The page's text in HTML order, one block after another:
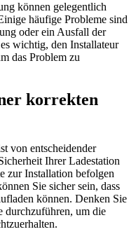
können gelegentlich
häufige Probleme sind
oder ein Ausfall der
wichtig, den Installateur
das Problem zu
korrekten
von entscheidender
Ihrer Ladestation
zur Installation befolgen
Sie sicher sein, dass
können. Denken Sie
durchzuführen, um die